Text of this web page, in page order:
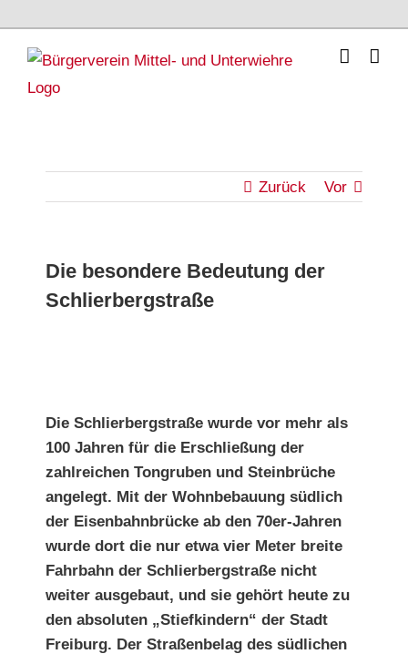
content
Zurück Vor
Die besondere Bedeutung der
Schlierbergstraße
Die Schlierbergstraße wurde vor mehr als
100 Jahren für die Erschließung der
zahlreichen Tongruben und Steinbrüche
angelegt. Mit der Wohnbebauung südlich
der Eisenbahnbrücke ab den 70er-Jahren
wurde dort die nur etwa vier Meter breite
Fahrbahn der Schlierbergstraße nicht
weiter ausgebaut, und sie gehört heute zu
den absoluten „Stiefkindern“ der Stadt
Freiburg. Der Straßenbelag des südlichen